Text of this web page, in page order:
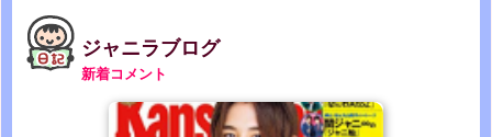
ジャニラブログ
新着コメント